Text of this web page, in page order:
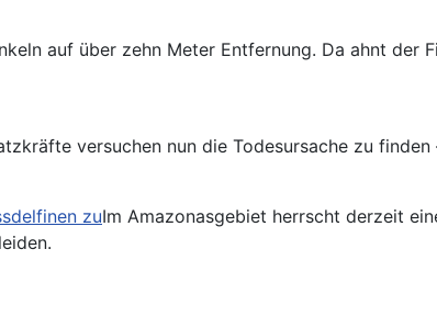
auf über zehn Meter Entfernung. Da ahnt der
versuchen nun die Todesursache zu
zuIm Amazonasgebiet herrscht derzeit